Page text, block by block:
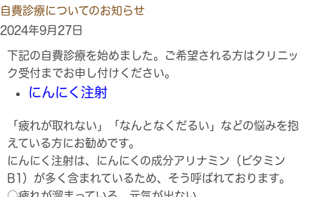
自費診療についてのお知らせ
2024年9月27日
下記の自費診療を始めました。ご希望される方はクリニッ
ク受付までお申し付けください。
にんにく注射
「疲れが取れない」「なんとなくだるい」などの悩みを抱
えている方にお勧めです。
にんにく注射は、にんにくの成分アリナミン（ビタミン
B1）が多く含まれているため、そう呼ばれております。